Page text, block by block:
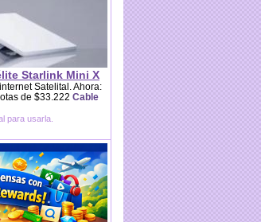
Starlink Mini X
Satelital. Ahora:
de $33.222 Cable
para usarla.